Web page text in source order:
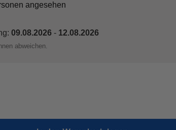
angesehen
09.08.2026 - 12.08.2026
abweichen.